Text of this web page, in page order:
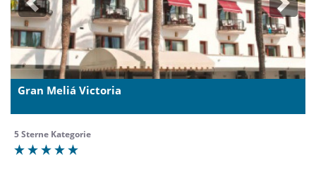
Previous Next
Gran Meliá Victoria
5 Sterne Kategorie